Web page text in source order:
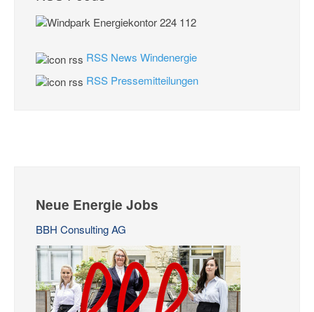
RSS News Windenergie
RSS Pressemitteilungen
Neue Energie Jobs
BBH Consulting AG